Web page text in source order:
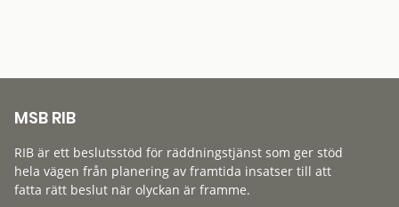
MSB RIB
RIB är ett beslutsstöd för räddningstjänst som ger stöd
hela vägen från planering av framtida insatser till att
fatta rätt beslut när olyckan är framme.